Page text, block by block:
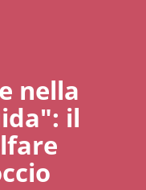
nella
il